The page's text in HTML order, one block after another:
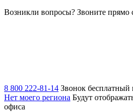
Возникли вопросы? Звоните прямо
8 800 222-81-14 Звонок бесплатный
Нет моего региона Будут
офиса